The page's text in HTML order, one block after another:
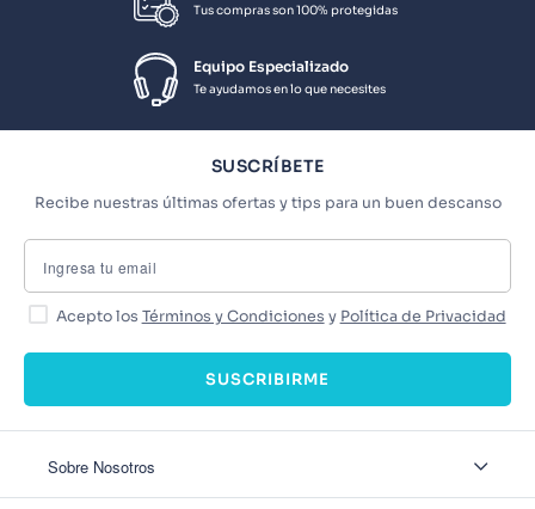
Tus compras son 100% protegidas
Equipo Especializado
Te ayudamos en lo que necesites
SUSCRÍBETE
Recibe nuestras últimas ofertas y tips para un buen descanso
Acepto los Términos y Condiciones y Política de Privacidad
SUSCRIBIRME
Sobre Nosotros